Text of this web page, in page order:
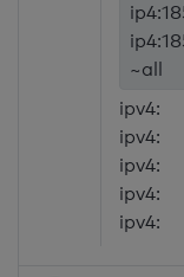
~all
ipv4:
ipv4:
ipv4:
ipv4:
ipv4: